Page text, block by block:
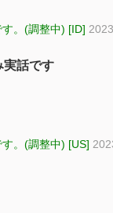
。(調整中) [ID]
実話です
。(調整中) [US]